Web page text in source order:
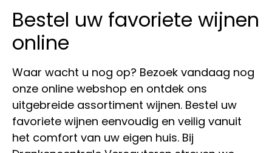
Bestel uw favoriete wijnen
online
Waar wacht u nog op? Bezoek vandaag nog
onze online webshop en ontdek ons
uitgebreide assortiment wijnen. Bestel uw
favoriete wijnen eenvoudig en veilig vanuit
het comfort van uw eigen huis. Bij